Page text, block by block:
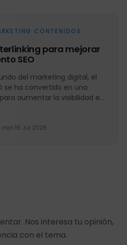
CONTENIDOS
para mejorar
SEO
del marketing digital, el
se ha convertido en una
aumentar la visibilidad en
min 16 Jul 2026
Nos interesa tu opinión,
con el tema.